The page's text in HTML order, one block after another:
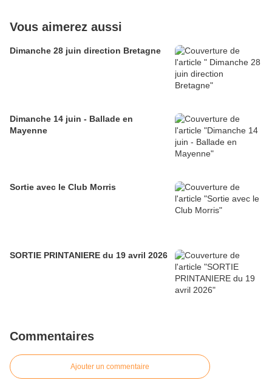
Vous aimerez aussi
Dimanche 28 juin direction Bretagne
Dimanche 14 juin - Ballade en
Mayenne
Sortie avec le Club Morris
SORTIE PRINTANIERE du 19 avril 2026
Commentaires
Ajouter un commentaire